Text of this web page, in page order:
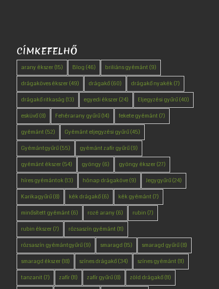
CÍMKEFELHŐ
arany ékszer(15) Blog (46) briliáns gyémánt (9)
drágaköves ékszer(49) drágakő(60) drágakő nyakék(7)
drágakő ritkaság (13) egyedi ékszer(24) Eljegyzési gyűrű(40)
esküvő(8) Fehérarany gyűrű(14) fekete gyémánt (7)
gyémánt (52) Gyémánt eljegyzési gyűrű(45)
Gyémántgyűrű(55) gyémánt zafír gyűrű(9)
gyémánt ékszer(54) gyöngy (6) gyöngy ékszer(27)
híres gyémántok(13) hónap drágaköve(9) Jegygyűrű(24)
Karikagyűrű(8) kék drágakő(6) kék gyémánt (7)
minősített gyémánt (6) rozé arany (6) rubin (7)
rubin ékszer(7) rózsaszín gyémánt (11)
rózsaszín gyémántgyűrű(9) smaragd (15) smaragd gyűrű(8)
smaragd ékszer(18) színes drágakő(34) színes gyémánt (11)
tanzanit (7) zafír(11) zafír gyűrű(8) zöld drágakő(11)